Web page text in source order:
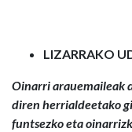
LIZARRAKO
Oinarri arauemaileak
diren herrialdeetako
funtsezko eta